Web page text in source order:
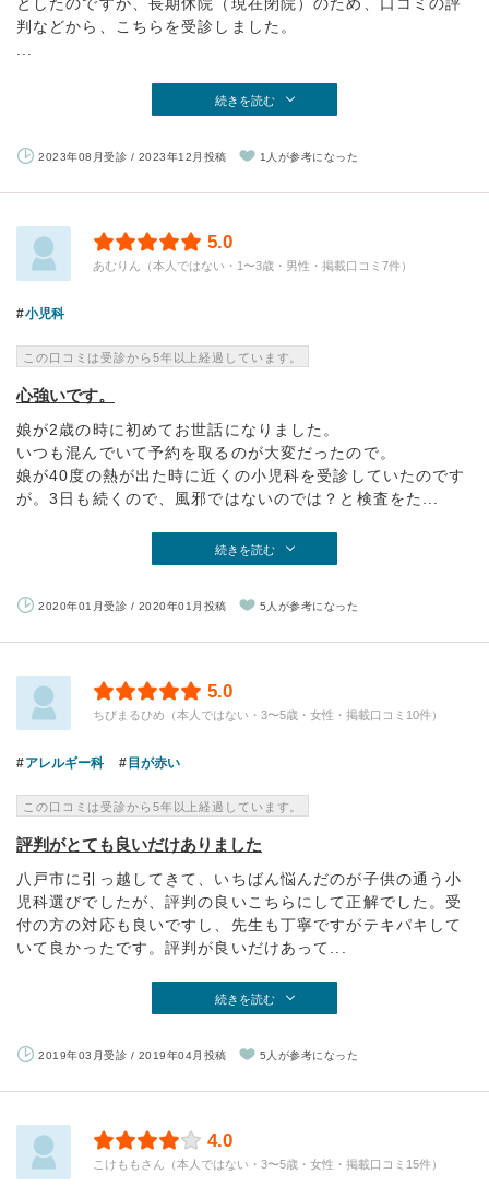
判などから、こちらを受診しました。
続きを読む
2023年08月受診 / 2023年12月投稿 1人が参考になった
5.0
あむりん（本人ではない・1〜3歳・男性・掲載口コミ7件）
小児科
この口コミは受診から5年以上経過しています。
心強いです。
娘が2歳の時に初めてお世話になりました。
いつも混んでいて予約を取るのが大変だったので。
娘が40度の熱が出た時に近くの小児科を受診していたのです
が。3日も続くので、風邪ではないのでは？と検査をた...
続きを読む
2020年01月受診 / 2020年01月投稿 5人が参考になった
5.0
ちびまるひめ（本人ではない・3〜5歳・女性・掲載口コミ10件）
アレルギー科 目が赤い
この口コミは受診から5年以上経過しています。
評判がとても良いだけありました
八戸市に引っ越してきて、いちばん悩んだのが子供の通う小
児科選びでしたが、評判の良いこちらにして正解でした。受
付の方の対応も良いですし、先生も丁寧ですがテキパキして
いて良かったです。評判が良いだけあって...
続きを読む
2019年03月受診 / 2019年04月投稿 5人が参考になった
4.0
こけももさん（本人ではない・3〜5歳・女性・掲載口コミ15件）